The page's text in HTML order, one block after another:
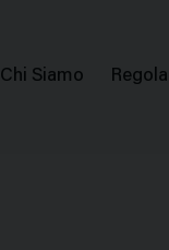
Menu
Chi Siamo